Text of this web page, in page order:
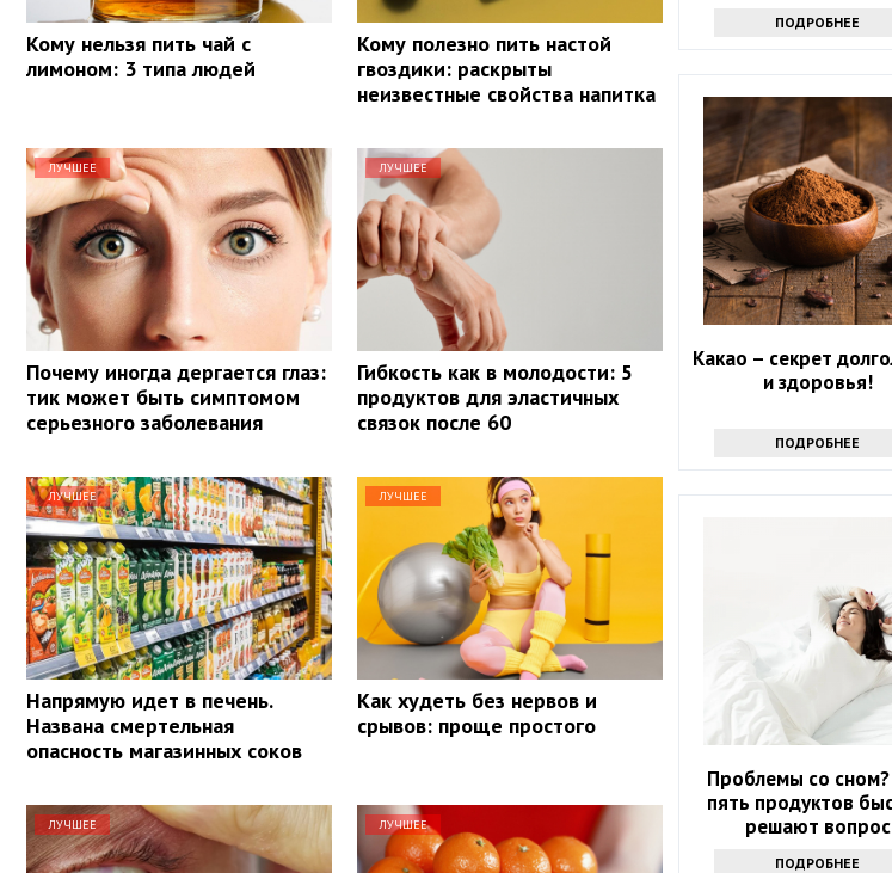
Кому нельзя пить чай с
лимоном: 3 типа людей
Кому полезно пить настой
гвоздики: раскрыты
неизвестные свойства напитка
ЛУЧШЕЕ
Почему иногда дергается глаз:
тик может быть симптомом
серьезного заболевания
ЛУЧШЕЕ
Гибкость как в молодости: 5
продуктов для эластичных
связок после 60
ЛУЧШЕЕ
Напрямую идет в печень.
Названа смертельная
опасность магазинных соков
ЛУЧШЕЕ
Как худеть без нервов и
срывов: проще простого
ЛУЧШЕЕ ЛУЧШЕЕ
ПОДРОБНЕЕ
Какао – секрет
и здоровья!
ПОДРОБНЕЕ
Проблемы со
пять продуктов
решают вопрос
ПОДРОБНЕЕ